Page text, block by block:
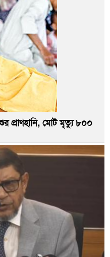
প্রাণহানি, মোট মৃত্যু ৮০০